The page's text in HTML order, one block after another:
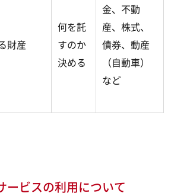
財産
何を託
すのか
決める
金、不動
産、株式、
債券、動産
（自動車）
など
ービスの利用について